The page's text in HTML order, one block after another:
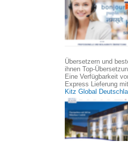
Übersetzern und
ihnen Top-
Eine Verfügbarkeit
Express Lieferung
Kitz Global